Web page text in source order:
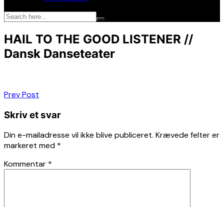
HAIL TO THE GOOD LISTENER //
Dansk Danseteater
Indlægsnavigation
Prev Post
Skriv et svar
Din e-mailadresse vil ikke blive publiceret. Krævede felter er
markeret med *
Kommentar *